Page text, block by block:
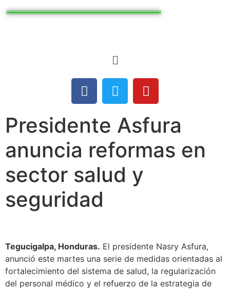
Presidente Asfura
anuncia reformas en
sector salud y
seguridad
Tegucigalpa, Honduras. El presidente Nasry Asfura,
anunció este martes una serie de medidas orientadas al
fortalecimiento del sistema de salud, la regularización
del personal médico y el refuerzo de la estrategia de